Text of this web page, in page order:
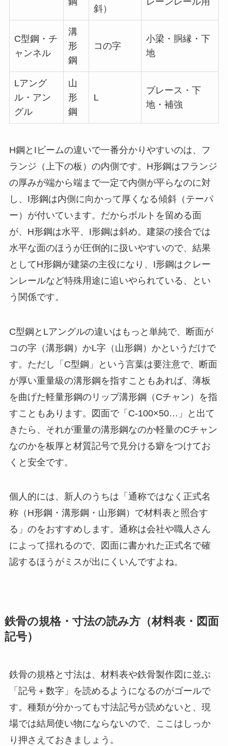
斜）
C型鋼・チ
ャンネル
溝
形
鋼
コの字
小梁・胴縁・下
地
Lアング
ル・アン
グル
山
形
鋼
L
ブレース・下
地・補強
H鋼とIビームの違いで一番分かりやすいのは、フ
ランジ（上下の板）の内側です。H形鋼はフランジ
の厚みが端から端まで一定で内側が平らなのに対
し、I形鋼は内側に向かって厚くなる傾斜（テーパ
ー）が付いています。だからボルトを留める面
が、H形鋼は水平、I形鋼は斜め。建築の接合では
水平な面のほうが圧倒的に扱いやすいので、結果
としてH形鋼が建築の主役になり、I形鋼はクレー
ンレールなど特殊用途に追いやられている、とい
う関係です。
C型鋼とLアングルの違いはもっと単純で、断面が
コの字（溝形鋼）かL字（山形鋼）かというだけで
す。ただし「C型鋼」という言葉は要注意で、断面
が厚い重量級の溝形鋼を指すこともあれば、薄板
を曲げた軽量形鋼のリップ溝形鋼（Cチャン）を指
すこともあります。図面で「C-100×50…」と出て
きたら、それが重量の溝形鋼なのか軽量のCチャン
なのかを板厚と材質記号で見分ける癖をつけてお
くと安全です。
個人的には、新人のうちは「通称ではなく正式名
称（H形鋼・溝形鋼・山形鋼）で材料表と照合す
る」のをおすすめします。通称は会社や職人さん
によって揺れるので、図面に書かれた正式名で確
認するほうがミスが出にくいんですよね。
鉄骨の規格・寸法の読み方（材料表・図面
記号）
鉄骨の規格と寸法は、材料表や鉄骨製作図に並ぶ
「記号＋数字」を読めるようになるのがゴールで
す。種類が分かっても寸法記号が読めないと、現
場では結局使い物にならないので、ここはしっか
り押さえておきましょう。